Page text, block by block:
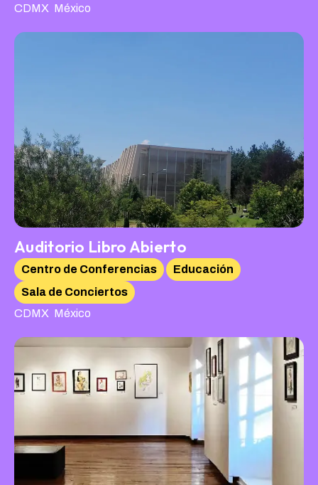
CDMX México
Auditorio Libro Abierto
Centro de Conferencias
Educación
Sala de Conciertos
CDMX México